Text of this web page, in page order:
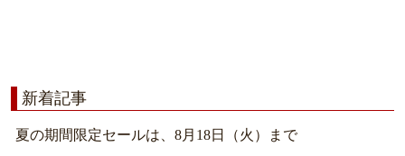
新着記事
夏の期間限定セールは、8月18日（火）まで